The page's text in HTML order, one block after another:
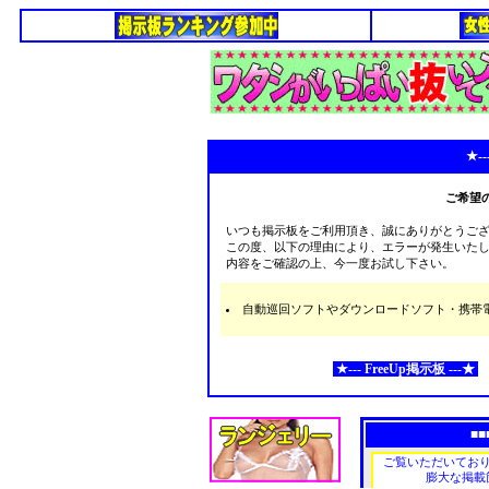
ご希望
いつも掲示板をご利用頂き、誠にありがとうご
この度、以下の理由により、エラーが発生いた
内容をご確認の上、今一度お試し下さい。
自動巡回ソフトやダウンロードソフト・携
★--- FreeUp掲示板 ---★